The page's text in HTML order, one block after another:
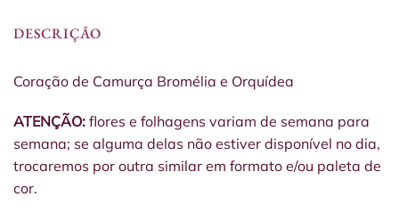
DESCRIÇÃO
Coração de Camurça Bromélia e Orquídea
ATENÇÃO: flores e folhagens variam de semana para
semana; se alguma delas não estiver disponível no dia,
trocaremos por outra similar em formato e/ou paleta de
cor.